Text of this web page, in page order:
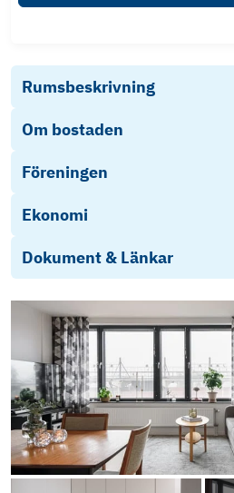
Rumsbeskrivning
Om bostaden
Föreningen
Ekonomi
Dokument & Länkar
Stadgar
BRF ICON Växjö 3 -
Stadgar